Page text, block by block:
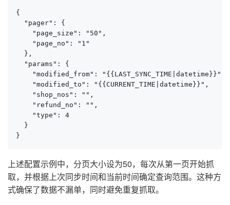
{
  "pager": {
    "page_size": "50",
    "page_no": "1"
  },
  "params": {
    "modified_from": "{{LAST_SYNC_TIME|datetime}}",
    "modified_to": "{{CURRENT_TIME|datetime}}",
    "shop_nos": "",
    "refund_no": "",
    "type": 4
  }
}
上述配置示例中，分页大小设为50，每次从第一页开始抓
取，并根据上次同步时间和当前时间确定查询范围。这种方
式确保了数据不漏单，同时避免重复抓取。